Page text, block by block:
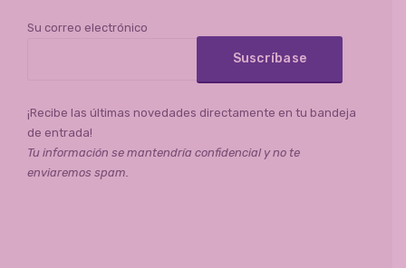
Su correo electrónico
¡Recibe las últimas novedades directamente en tu bandeja
de entrada!
Tu información se mantendría confidencial y no te
enviaremos spam.